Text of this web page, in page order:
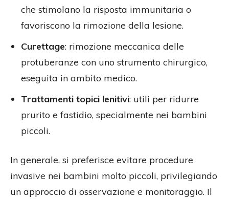
che stimolano la risposta immunitaria o
favoriscono la rimozione della lesione.
Curettage: rimozione meccanica delle
protuberanze con uno strumento chirurgico,
eseguita in ambito medico.
Trattamenti topici lenitivi: utili per ridurre
prurito e fastidio, specialmente nei bambini
piccoli.
In generale, si preferisce evitare procedure
invasive nei bambini molto piccoli, privilegiando
un approccio di osservazione e monitoraggio. Il